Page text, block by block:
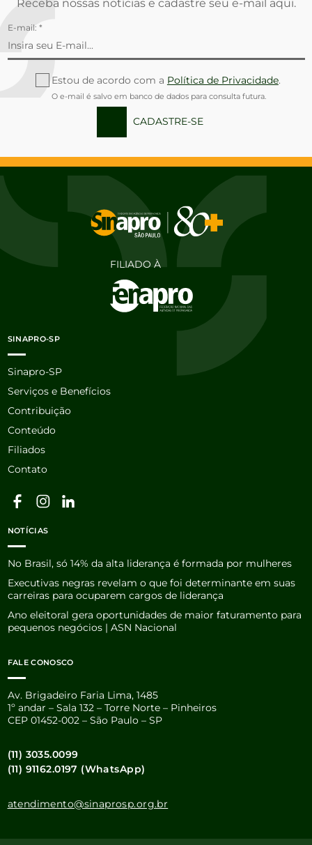
Receba nossas notícias e cadastre seu e-mail aqui.
E-mail: *
Estou de acordo com a Política de Privacidade.
O e-mail é salvo em banco de dados para consulta futura.
CADASTRE-SE
FILIADO À
SINAPRO-SP
Sinapro-SP
Serviços e Benefícios
Contribuição
Conteúdo
Filiados
Contato
NOTÍCIAS
No Brasil, só 14% da alta liderança é formada por mulheres
Executivas negras revelam o que foi determinante em suas
carreiras para ocuparem cargos de liderança
Ano eleitoral gera oportunidades de maior faturamento para
pequenos negócios | ASN Nacional
FALE CONOSCO
Av. Brigadeiro Faria Lima, 1485
1º andar – Sala 132 – Torre Norte – Pinheiros
CEP 01452-002 – São Paulo – SP
(11) 3035.0099
(11) 91162.0197 (WhatsApp)
atendimento@sinaprosp.org.br